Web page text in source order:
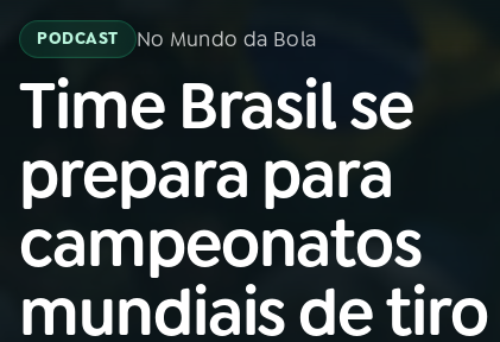
Buscar
Rádio
Nacional
01INÍCIO
02 A RÁDIO
na
Rádio
Nacional
PODCAST No Mundo da Bola
Time Brasil se
prepara para
campeonatos
mundiais de tiro